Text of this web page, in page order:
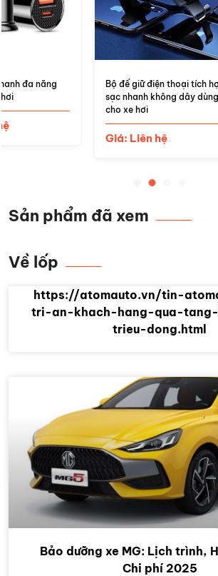
Bộ đế giữ điện thoại tích hợp
sạc nhanh không dây dùng
cho xe hơi
Gương
nhìn,
Sản phẩm đã xem
Về lốp
https://atomauto.vn/tin-
tri-an-khach-hang-qua-
trieu-dong.html
Bảo dưỡng xe MG: Lịch trình,
Chi phí 2025